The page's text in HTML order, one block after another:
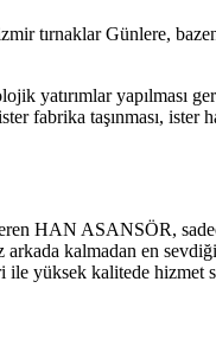
tırnaklar Günlere,
yatırımlar yapılması
fabrika taşınması,
HAN ASANSÖR,
kalmadan en
yüksek kalitede hizmet